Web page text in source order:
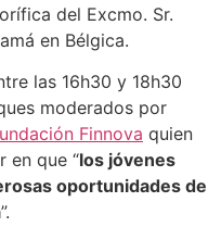
del Excmo. Sr.
en Bélgica.
las 16h30 y 18h30
moderados por
Finnova quien
en que “los jóvenes
oportunidades de
”.